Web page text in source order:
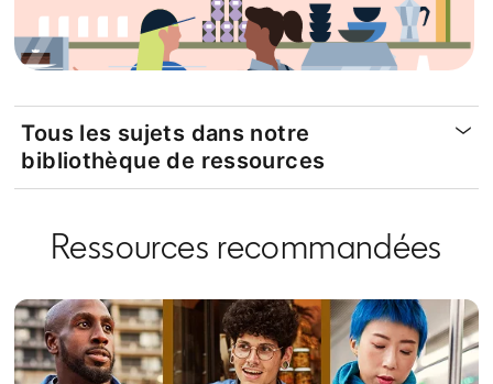
Tous les sujets dans notre
bibliothèque de ressources
Ressources recommandées